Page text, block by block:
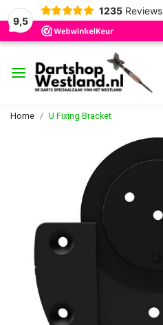
9,5
1235 Reviews
Home U Fixing Bracket
Vorige